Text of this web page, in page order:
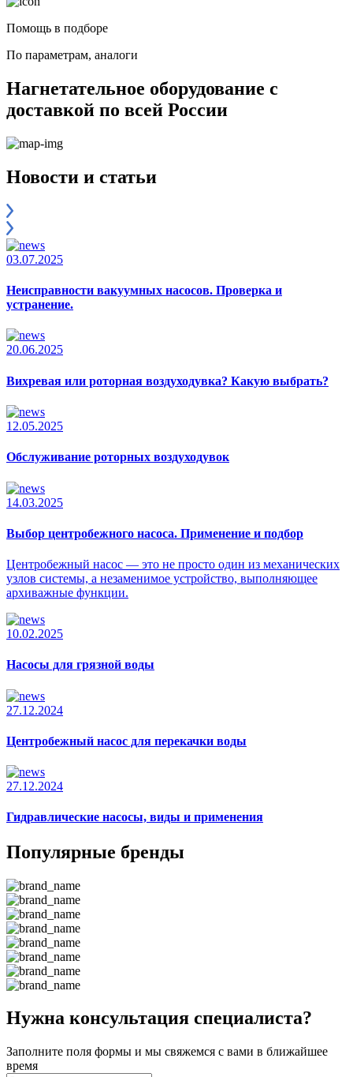
Помощь в подборе
По параметрам, аналоги
Нагнетательное оборудование с
доставкой по всей России
Новости и статьи
03.07.2025
Неисправности вакуумных насосов. Проверка и
устранение.
20.06.2025
Вихревая или роторная воздуходувка? Какую выбрать?
12.05.2025
Обслуживание роторных воздуходувок
14.03.2025
Выбор центробежного насоса. Применение и подбор
Центробежный насос — это не просто один из механических
узлов системы, а незаменимое устройство, выполняющее
архиважные функции.
10.02.2025
Насосы для грязной воды
27.12.2024
Центробежный насос для перекачки воды
27.12.2024
Гидравлические насосы, виды и применения
Популярные бренды
Нужна консультация специалиста?
Заполните поля формы и мы свяжемся с вами в ближайшее
время